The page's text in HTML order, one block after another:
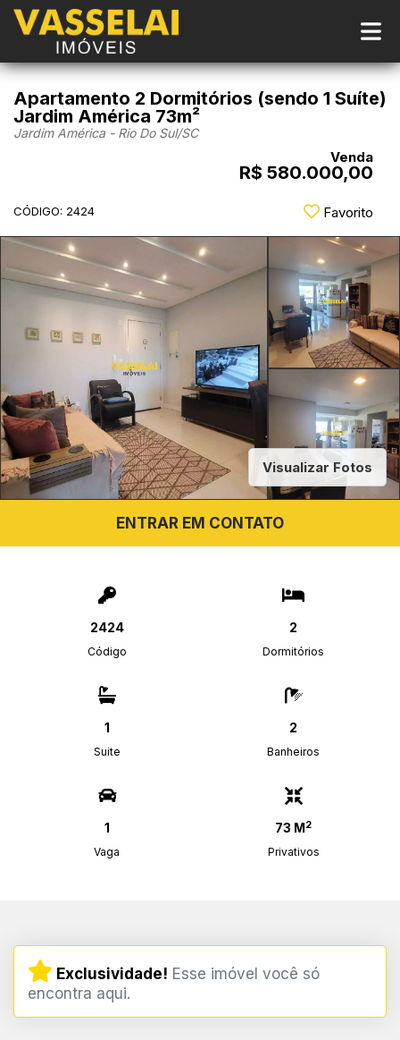
Apartamento 2 Dormitórios (sendo 1 Suíte)
Jardim América 73m²
Jardim América - Rio Do Sul/SC
Venda
R$ 580.000,00
CÓDIGO: 2424 Favorito
Visualizar Fotos
ENTRAR EM CONTATO
2424
Código
2
Dormitórios
1
Suite
2
Banheiros
1
Vaga
73 M2
Privativos
Exclusividade! Esse imóvel você só
encontra aqui.